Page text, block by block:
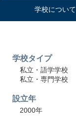
学校について
学校タイプ
私立・語学学校
私立・専門学校
設立年
2000年